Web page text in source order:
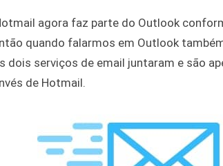
agora faz parte do Outlook
quando falarmos em Outlook
dois serviços de email juntaram e são
de Hotmail.